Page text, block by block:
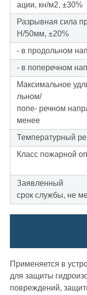
ации, кн/м2, ±30%
Разрывная сила
Н/50мм, ±20%
- в продольном
- в поперечном
Максимальное
льном/
попе- речном
менее
Температурный
Класс пожарной
Заявленный
срок службы, не
Применяется в
для защиты
повреждений,